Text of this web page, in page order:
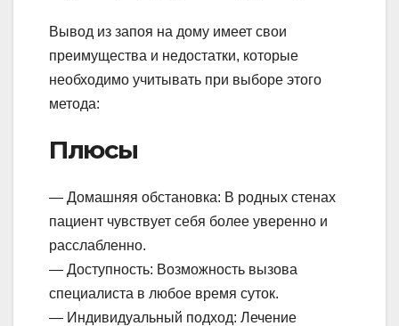
Вывод из запоя на дому имеет свои
преимущества и недостатки, которые
необходимо учитывать при выборе этого
метода:
Плюсы
— Домашняя обстановка: В родных стенах
пациент чувствует себя более уверенно и
расслабленно.
— Доступность: Возможность вызова
специалиста в любое время суток.
— Индивидуальный подход: Лечение